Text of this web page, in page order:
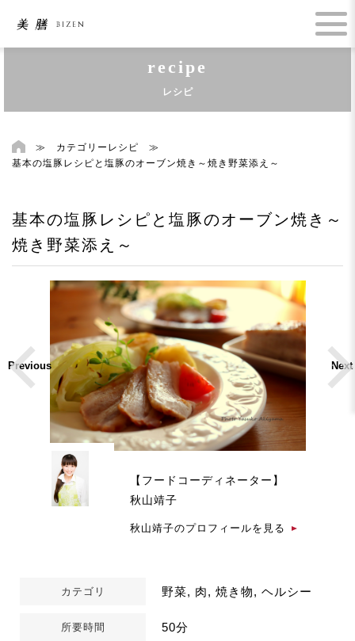
recipe
レシピ
≫ カテゴリーレシピ ≫
基本の塩豚レシピと塩豚のオーブン焼き～焼き野菜添え～
基本の塩豚レシピと塩豚のオーブン焼き～
焼き野菜添え～
Previous Next
【フードコーディネーター】
秋山靖子
秋山靖子のプロフィールを見る
カテゴリ 野菜, 肉, 焼き物, ヘルシー
所要時間 50分